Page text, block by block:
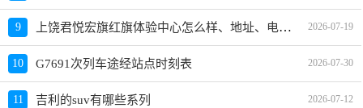
9 上饶君悦宏旗红旗体验中心怎么样、地址、电话、上班时间查询 2026-07-19
10 G7691次列车途经站点时刻表 2026-07-30
11 吉利的suv有哪些系列 2026-07-12